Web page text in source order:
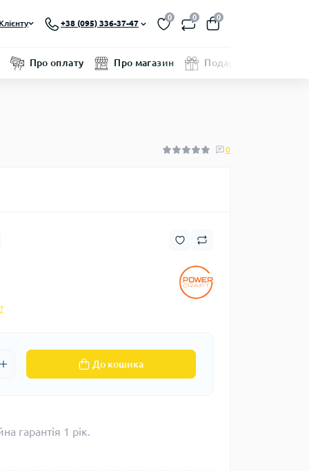
Клієнту +38 (095) 336-37-47
0 0 0
Про оплату Про магазин Подарунковий
0
До кошика
гарантія 1 рік.